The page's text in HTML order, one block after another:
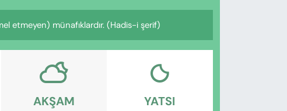
etmeyen) münafıklardır. (Hadis-i şerif)
AKŞAM YATSI